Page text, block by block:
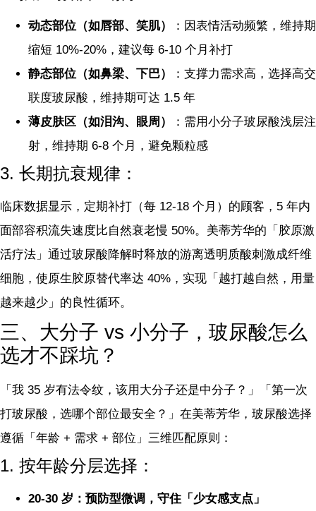
动态部位（如唇部、笑肌）
：因表情活动频繁，维持期
缩短 10%-20%，建议每 6-10 个月补打
静态部位（如鼻梁、下巴）
：支撑力需求高，选择高交
联度玻尿酸，维持期可达 1.5 年
薄皮肤区（如泪沟、眼周）
：需用小分子玻尿酸浅层注
射，维持期 6-8 个月，避免颗粒感
3. 长期抗衰规律：
临床数据显示，定期补打（每 12-18 个月）的顾客，5 年内
面部容积流失速度比自然衰老慢 50%。美蒂芳华的「胶原激
活疗法」通过玻尿酸降解时释放的游离透明质酸刺激成纤维
细胞，使原生胶原替代率达 40%，实现「越打越自然，用量
越来越少」的良性循环。
三、大分子 vs 小分子，玻尿酸怎么
选才不踩坑？
「我 35 岁有法令纹，该用大分子还是中分子？」「第一次
打玻尿酸，选哪个部位最安全？」在美蒂芳华，玻尿酸选择
遵循「年龄 + 需求 + 部位」三维匹配原则：
1. 按年龄分层选择：
20-30 岁：预防型微调，守住「少女感支点」